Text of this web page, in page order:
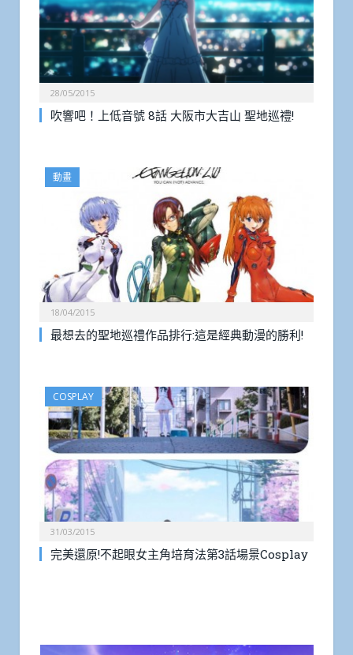
28/05/2015
吹響吧！上低音號 8話 大阪市大吉山 聖地巡禮!
動畫
18/04/2015
最想去的聖地巡禮作品排行:這是經典動漫的勝利!
COSPLAY
31/03/2015
完美還原!不起眼女主角培育法第3話場景Cosplay